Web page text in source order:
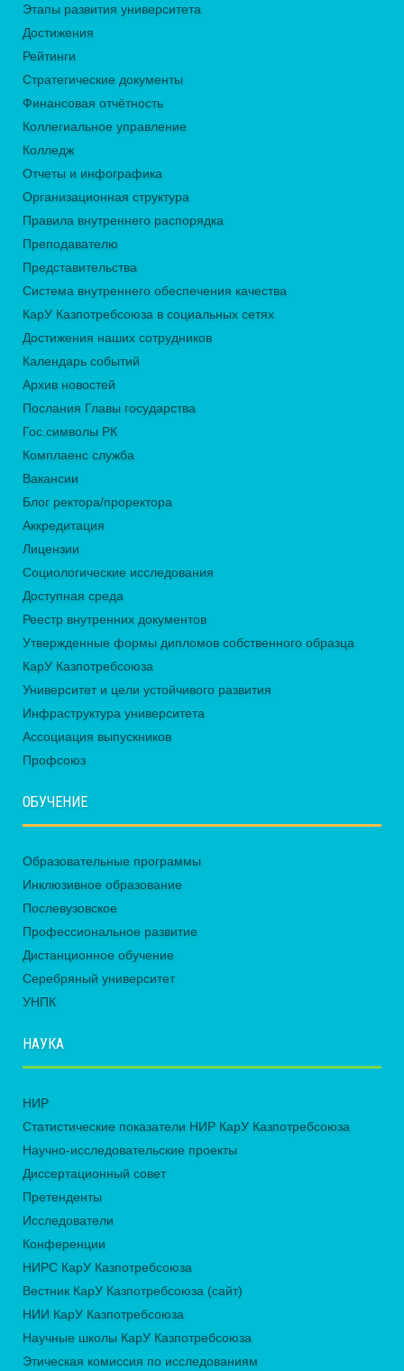
Этапы развития университета
Достижения
Рейтинги
Стратегические документы
Финансовая отчётность
Коллегиальное управление
Колледж
Отчеты и инфографика
Организационная структура
Правила внутреннего распорядка
Преподавателю
Представительства
Система внутреннего обеспечения качества
КарУ Казпотребсоюза в социальных сетях
Достижения наших сотрудников
Календарь событий
Архив новостей
Послания Главы государства
Гос.символы РК
Комплаенс служба
Вакансии
Блог ректора/проректора
Аккредитация
Лицензии
Социологические исследования
Доступная среда
Реестр внутренних документов
Утвержденные формы дипломов собственного образца
КарУ Казпотребсоюза
Университет и цели устойчивого развития
Инфраструктура университета
Ассоциация выпускников
Профсоюз
ОБУЧЕНИЕ
Образовательные программы
Инклюзивное образование
Послевузовское
Профессиональное развитие
Дистанционное обучение
Серебряный университет
УНПК
НАУКА
НИР
Статистические показатели НИР КарУ Казпотребсоюза
Научно-исследовательские проекты
Диссертационный совет
Претенденты
Исследователи
Конференции
НИРС КарУ Казпотребсоюза
Вестник КарУ Казпотребсоюза (сайт)
НИИ КарУ Казпотребсоюза
Научные школы КарУ Казпотребсоюза
Этическая комиссия по исследованиям